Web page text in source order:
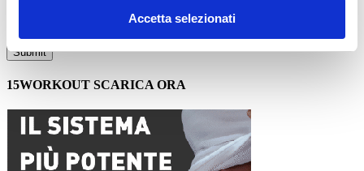
Accetta selezionati
15WORKOUT SCARICA ORA